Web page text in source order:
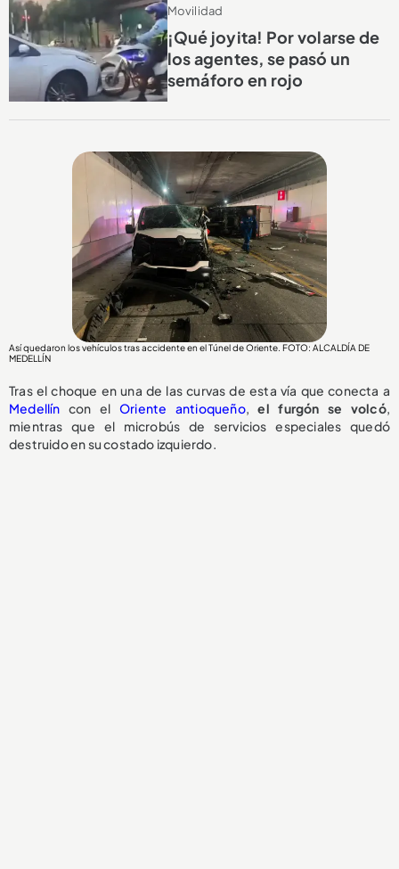
Movilidad
¡Qué joyita! Por volarse de
los agentes, se pasó un
semáforo en rojo
Así quedaron los vehículos tras accidente en el Túnel de Oriente. FOTO: ALCALDÍA DE
MEDELLÍN
Tras el choque en una de las curvas de esta vía que conecta a
Medellín con el Oriente antioqueño,el furgón se volcó,
mientras que el microbús de servicios especiales quedó
destruido en su costado izquierdo.